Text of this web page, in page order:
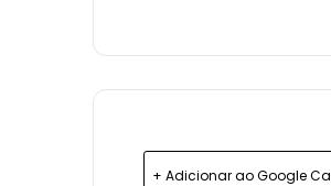
+ Adicionar ao Google